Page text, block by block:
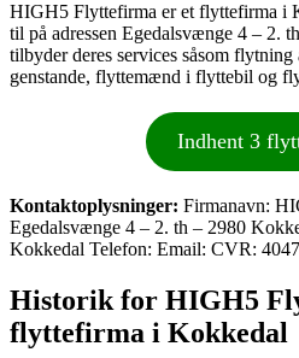
HIGH5 Flyttefirma er et flyttefirma i
til på adressen Egedalsvænge 4 – 2.
tilbyder deres services såsom
genstande, flyttemænd i flyttebil og
Indhent 3
Kontaktoplysninger: Firmanavn:
Egedalsvænge 4 – 2. th – 2980
Kokkedal Telefon: Email: CVR:
Historik for HIGH5
flyttefirma i Kokkedal